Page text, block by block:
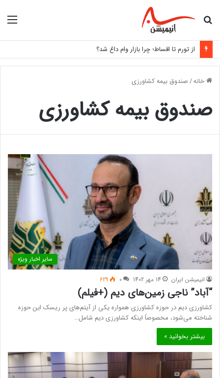
جستجو
از تورم تا اقساط؛ چرا بازار وام داغ شد؟
خانه/صندوق بیمه کشاورزی
صندوق بیمه کشاورزی
سایر اخبار ویژه
انیمیشن ایران 14 مهر 1402 0
629
“آباد” ناجی زمین‌های دیم (+فیلم)
کشاورزی دیم در حوزه کشاورزی همواره یکی از آیتم‌های پر ریسک این حوزه
شناخته می‌شود، مخصوصاً اینکه کشاورزی دیم شامل…
بیشتر بخوانید »